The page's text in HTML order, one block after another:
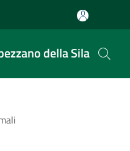
della Sila